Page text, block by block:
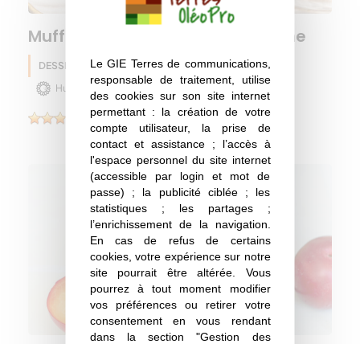
Le GIE Terres de communications,
responsable de traitement, utilise
des cookies sur son site internet
permettant : la création de votre
compte utilisateur, la prise de
contact et assistance ; l’accès à
l'espace personnel du site internet
(accessible par login et mot de
passe) ; la publicité ciblée ; les
statistiques ; les partages ;
l’enrichissement de la navigation.
En cas de refus de certains
cookies, votre expérience sur notre
site pourrait être altérée. Vous
pourrez à tout moment modifier
vos préférences ou retirer votre
consentement en vous rendant
dans la section "Gestion des
Muffins marbrés 100% pois chiche
DESSERT Eté
Pois chiche
Huile de tournesol
(1)